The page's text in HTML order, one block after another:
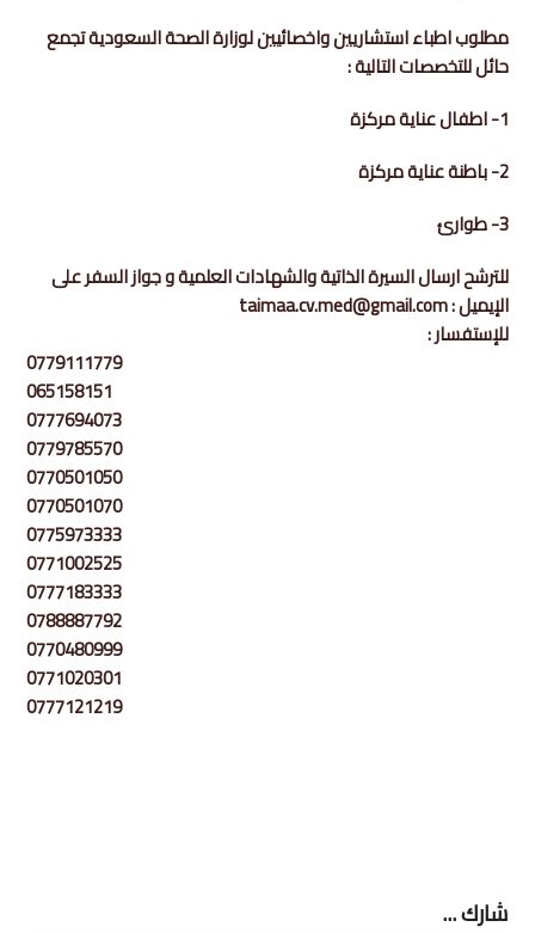
مطلوب اطباء استشاريين واخصائيين لوزارة الصحة السعودية تجمع
حائل للتخصصات التالية :
1- اطفال عناية مركزة
2- باطنة عناية مركزة
3- طوارئ
للترشح ارسال السيرة الذاتية والشهادات العلمية و جواز السفر على
الإيميل : taimaa.cv.med@gmail.com
للإستفسار :
0779111779
065158151
0777694073
0779785570
0770501050
0770501070
0775973333
0771002525
0777183333
0788887792
0770480999
0771020301
0777121219
شارك ...